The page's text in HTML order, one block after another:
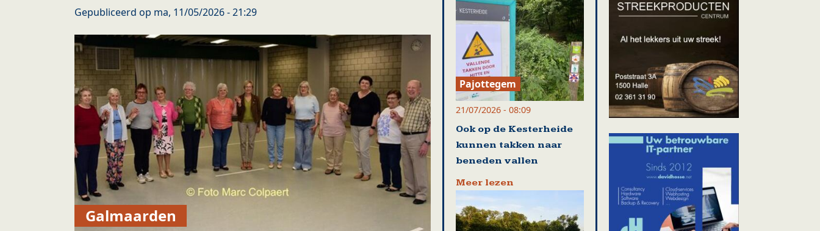
Gepubliceerd op ma, 11/05/2026 - 21:29
Galmaarden
Pajottegem
21/07/2026 - 08:09
Ook op de Kesterheide
kunnen takken naar
beneden vallen
Meer lezen